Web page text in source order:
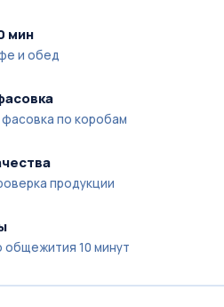
мин
и обед
по коробам
продукции
10 минут